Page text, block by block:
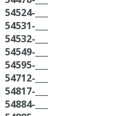
54524-___
54531-___
54532-___
54549-___
54595-___
54712-___
54817-___
54884-___